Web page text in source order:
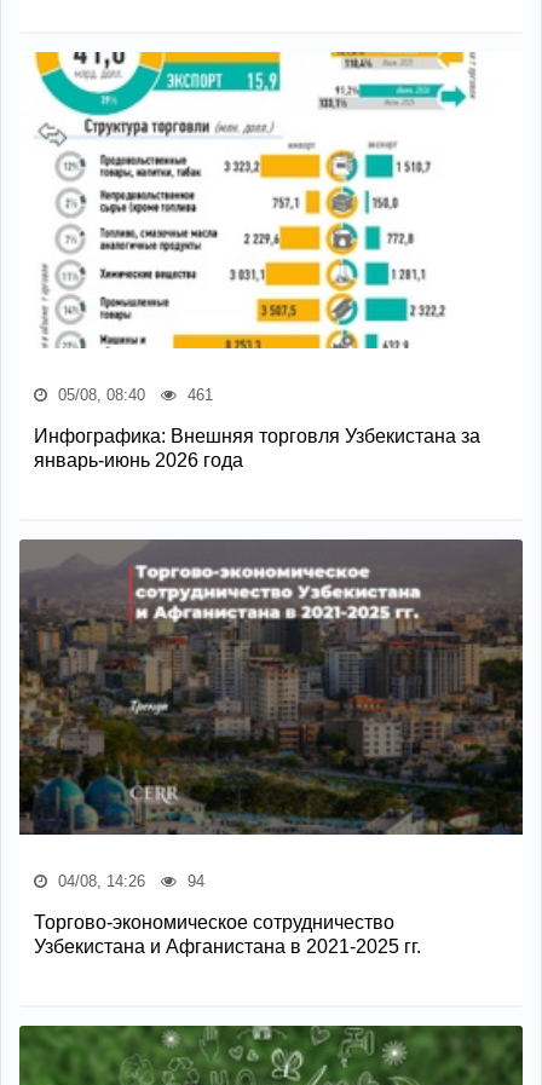
05/08, 08:40 461
Инфографика: Внешняя торговля Узбекистана за
январь-июнь 2026 года
04/08, 14:26 94
Торгово-экономическое сотрудничество
Узбекистана и Афганистана в 2021-2025 гг.